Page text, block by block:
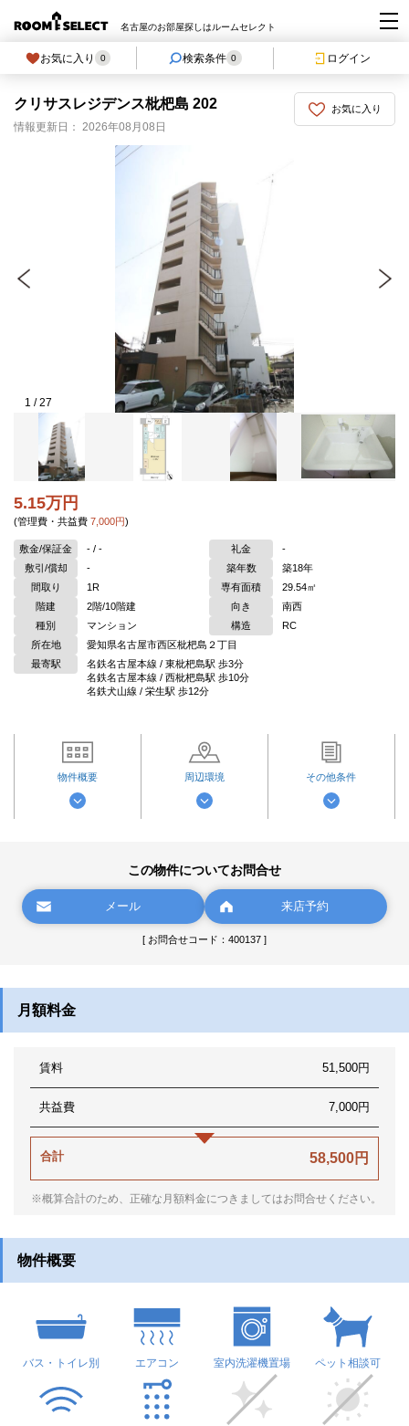
名古屋のお部屋探しはルームセレクト
お気に入り 0 検索条件 0 ログイン
お気に入り
クリサスレジデンス枇杷島 202
情報更新日： 2026年08月08日
1 /27
5.15万円
(管理費・共益費 7,000円)
敷金/保証金 - / - 礼金
-
敷引/償却
- 築年数
築18年
間取り
1R 専有面積
29.54㎡
階建
2階/10階建 向き
南西
種別
マンション 構造
RC
所在地
愛知県名古屋市西区枇杷島２丁目
最寄駅
名鉄名古屋本線 / 東枇杷島駅 歩3分
名鉄名古屋本線 / 西枇杷島駅 歩10分
名鉄犬山線 / 栄生駅 歩12分
物件概要 周辺環境 その他条件
この物件についてお問合せ
メール 来店予約
[ お問合せコード：400137 ]
月額料金
賃料 51,500円
共益費 7,000円
合計 58,500円
※概算合計のため、正確な月額料金につきましてはお問合せください。
物件概要
バス・トイレ別 エアコン 室内洗濯機置場 ペット相談可